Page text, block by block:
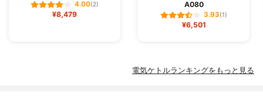
4.00(2)
¥8,479
A080
3.93(1)
¥6,501
電気ケトルランキングをもっと見る